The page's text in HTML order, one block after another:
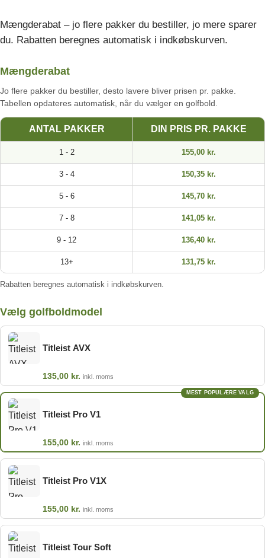
Mængderabat – jo flere pakker du bestiller, jo mere sparer
du. Rabatten beregnes automatisk i indkøbskurven.
Mængderabat
Jo flere pakker du bestiller, desto lavere bliver prisen pr. pakke.
Tabellen opdateres automatisk, når du vælger en golfbold.
ANTAL PAKKER DIN PRIS PR. PAKKE
1 - 2 155,00 kr.
3 - 4 150,35 kr.
5 - 6 145,70 kr.
7 - 8 141,05 kr.
9 - 12 136,40 kr.
13+ 131,75 kr.
Rabatten beregnes automatisk i indkøbskurven.
Vælg golfboldmodel
Titleist AVX
135,00 kr. inkl. moms
Titleist Pro V1
155,00 kr. inkl. moms
MEST POPULÆRE VALG
Titleist Pro V1X
155,00 kr. inkl. moms
Titleist Tour Soft